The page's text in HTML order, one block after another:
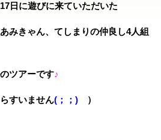
日に遊びに来ていただいた
みきゃん、てしまりの仲良し4人組
ツアーです♪
すいません(；；) ）